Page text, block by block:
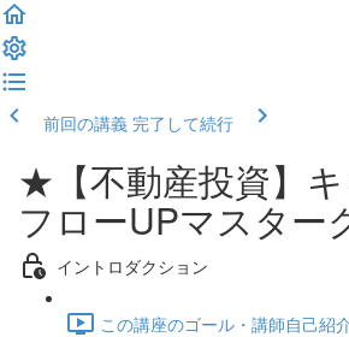
前回の講義 完了して続行
★【不動産投資】
フローUPマスター
イントロダクション
この講座のゴール・講師自己紹